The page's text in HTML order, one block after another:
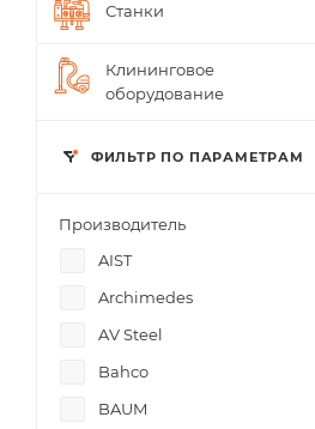
Станки
Клининговое
оборудование
ФИЛЬТР ПО ПАРАМЕТРАМ
Производитель
AIST
Archimedes
AV Steel
Bahco
BAUM